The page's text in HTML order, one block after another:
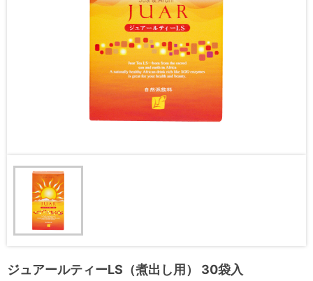
ジュアールティーLS（煮出し用） 30袋入